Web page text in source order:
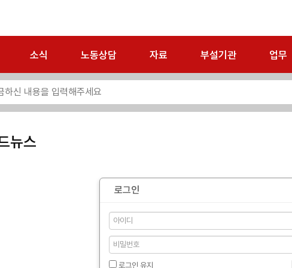
소식 노동상담 자료 부설기관 업무
뉴스
로그인
로그인 유지